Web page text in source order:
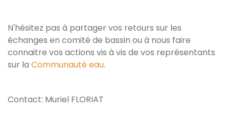
N'hésitez pas à partager vos retours sur les
échanges en comité de bassin ou à nous faire
connaitre vos actions vis à vis de vos représentants
sur la Communauté eau.
Contact: Muriel FLORIAT